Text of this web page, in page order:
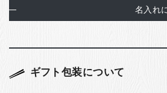
名入れ
ギフト包装について